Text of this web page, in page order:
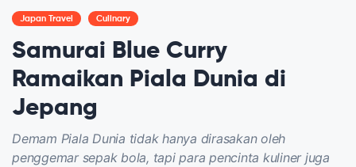
Japan Travel Culinary
Samurai Blue Curry
Ramaikan Piala Dunia di
Jepang
Demam Piala Dunia tidak hanya dirasakan oleh
penggemar sepak bola, tapi para pencinta kuliner juga